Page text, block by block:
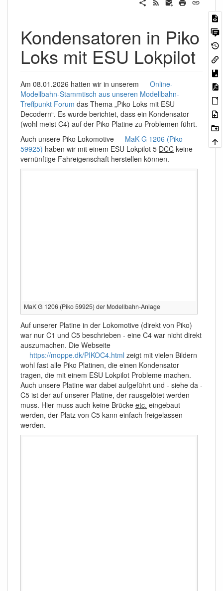
Kondensatoren in Piko
Loks mit ESU Lokpilot
Am 08.01.2026 hatten wir in unserem
Online-
Modellbahn-Stammtisch aus unseren Modellbahn-
Treffpunkt Forum das Thema „Piko Loks mit ESU
Decodern“. Es wurde berichtet, dass ein Kondensator
(wohl meist C4) auf der Piko Platine zu Problemen führt.
Auch unsere Piko Lokomotive
MaK G 1206 (Piko
59925) haben wir mit einem ESU Lokpilot 5 DCC keine
vernünftige Fahreigenschaft herstellen können.
MaK G 1206 (Piko 59925) der Modellbahn-Anlage
Auf unserer Platine in der Lokomotive (direkt von Piko)
war nur C1 und C5 beschrieben - eine C4 war nicht direkt
auszumachen. Die Webseite
https://moppe.dk/PIKOC4.html zeigt mit vielen Bildern
wohl fast alle Piko Platinen, die einen Kondensator
tragen, die mit einem ESU Lokpilot Probleme machen.
Auch unsere Platine war dabei aufgeführt und - siehe da -
C5 ist der auf unserer Platine, der rausgelötet werden
muss. Hier muss auch keine Brücke etc. eingebaut
werden, der Platz von C5 kann einfach freigelassen
werden.